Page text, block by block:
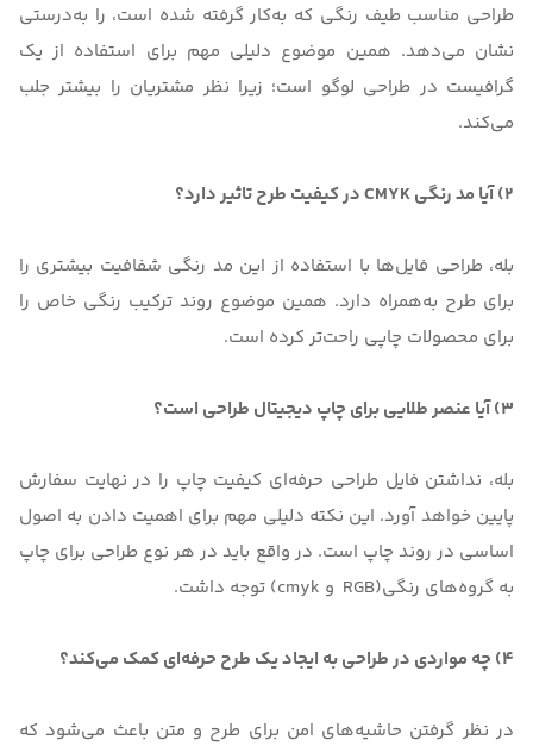
طراحی مناسب طیف رنگی که به‌کار گرفته شده است، را به‌درستی
نشان می‌دهد. همین موضوع دلیلی مهم برای استفاده از یک
گرافیست در طراحی لوگو است؛ زیرا نظر مشتریان را بیشتر جلب
می‌کند.
2) آیا مد رنگی CMYK در کیفیت طرح تاثیر دارد؟
بله، طراحی فایل‌ها با استفاده از این مد رنگی شفافیت بیشتری را
برای طرح به‌همراه دارد. همین موضوع روند ترکیب رنگی خاص را
برای محصولات چاپی راحت‌تر کرده است.
3) آیا عنصر طلایی برای چاپ دیجیتال طراحی است؟
بله، نداشتن فایل طراحی حرفه‌ای کیفیت چاپ را در نهایت سفارش
پایین خواهد آورد. این نکته دلیلی مهم برای اهمیت دادن به اصول
اساسی در روند چاپ است. در واقع باید در هر نوع طراحی برای چاپ
به گروه‌های رنگی(RGB و cmyk) توجه داشت.
4) چه مواردی در طراحی به ایجاد یک طرح حرفه‌ای کمک می‌کند؟
در نظر گرفتن حاشیه‌های امن برای طرح و متن باعث می‌شود که